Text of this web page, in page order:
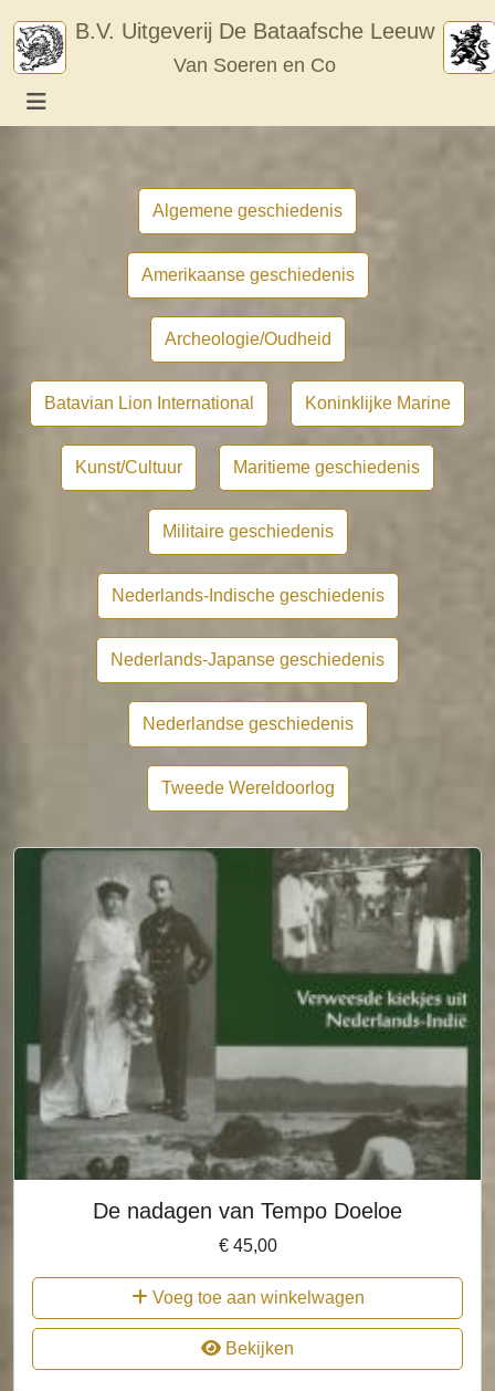
content
B.V. Uitgeverij De Bataafsche Leeuw
Van Soeren en Co
Algemene geschiedenis
Amerikaanse geschiedenis
Archeologie/Oudheid
Batavian Lion International Koninklijke Marine
Kunst/Cultuur Maritieme geschiedenis
Militaire geschiedenis
Nederlands-Indische geschiedenis
Nederlands-Japanse geschiedenis
Nederlandse geschiedenis
Tweede Wereldoorlog
De nadagen van Tempo Doeloe
€45,00
Voeg toe aan winkelwagen
Bekijken